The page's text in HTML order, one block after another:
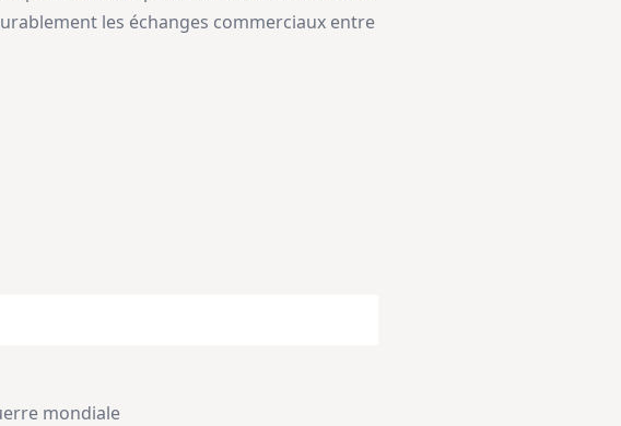
les échanges commerciaux entre
mondiale